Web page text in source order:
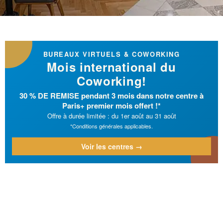
BUREAUX VIRTUELS & COWORKING
Mois international du
Coworking!
30 % DE REMISE pendant 3 mois dans notre centre à
Paris+ premier mois offert !*
Offre à durée limitée : du 1er août au 31 août
*Conditions générales applicables.
Voir les centres →